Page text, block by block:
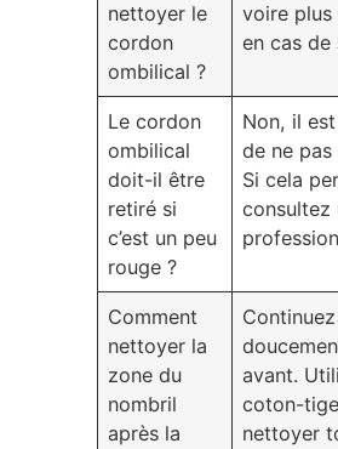
nettoyer le
cordon
ombilical ?
voire plus
en cas de
Le cordon
ombilical
doit-il être
retiré si
c’est un peu
rouge ?
Non, il
de ne pas
Si cela
consultez
Comment
nettoyer la
zone du
nombril
après la
avant.
coton-
nettoyer